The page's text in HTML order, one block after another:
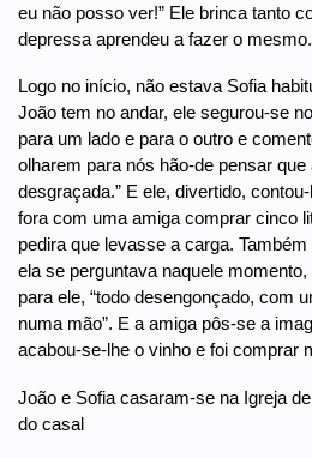
eu não posso ver!” Ele brinca tanto
depressa aprendeu a fazer o mesmo.
Logo no início, não estava Sofia
João tem no andar, ele segurou-se
para um lado e para o outro e
olharem para nós hão-de pensar
desgraçada.” E ele, divertido,
fora com uma amiga comprar cinco
pedira que levasse a carga.
ela se perguntava naquele
para ele, “todo desengonçado, com
numa mão”. E a amiga pôs-se a
acabou-se-lhe o vinho e foi comprar
João e Sofia casaram-se na Igreja
do casal